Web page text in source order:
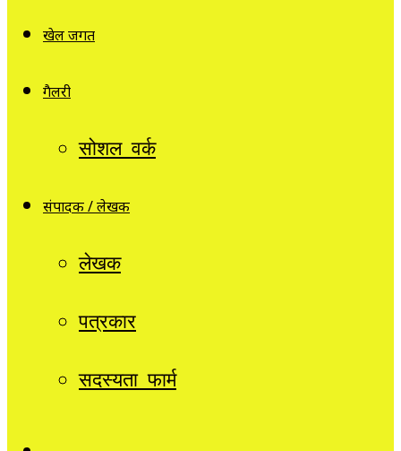
खेल जगत
गैलरी
सोशल वर्क
संपादक / लेखक
लेखक
पत्रकार
सदस्यता फार्म